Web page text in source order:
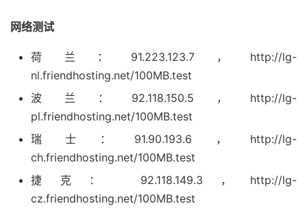
网络测试
荷兰：91.223.123.7，http://lg-
nl.friendhosting.net/100MB.test
波兰：92.118.150.5，http://lg-
pl.friendhosting.net/100MB.test
瑞士：91.90.193.6，http://lg-
ch.friendhosting.net/100MB.test
捷克： 92.118.149.3，http://lg-
cz.friendhosting.net/100MB.test